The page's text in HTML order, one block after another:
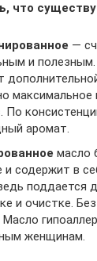
что
—
и
По
аромат.
масло
и содержит в
поддается
и очистке.
Масло
женщинам.